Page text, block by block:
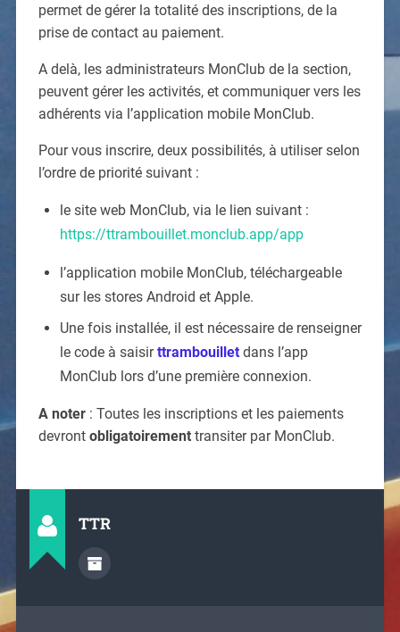
permet de gérer la totalité des inscriptions, de la
prise de contact au paiement.
A delà, les administrateurs MonClub de la section,
peuvent gérer les activités, et communiquer vers les
adhérents via l’application mobile MonClub.
Pour vous inscrire, deux possibilités, à utiliser selon
l’ordre de priorité suivant :
le site web MonClub, via le lien suivant :
https://ttrambouillet.monclub.app/app
l’application mobile MonClub, téléchargeable
sur les stores Android et Apple.
Une fois installée, il est nécessaire de renseigner
le code à saisirttrambouilletdans l’app
MonClub lors d’une première connexion.
A noter : Toutes les inscriptions et les paiements
devront obligatoirementtransiter par MonClub.
TTR